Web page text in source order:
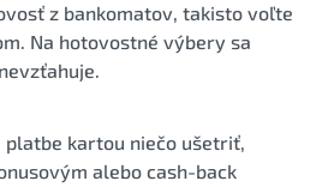
z bankomatov, takisto voľte
Na hotovostné výbery sa
platbe kartou niečo ušetriť,
alebo cash-back